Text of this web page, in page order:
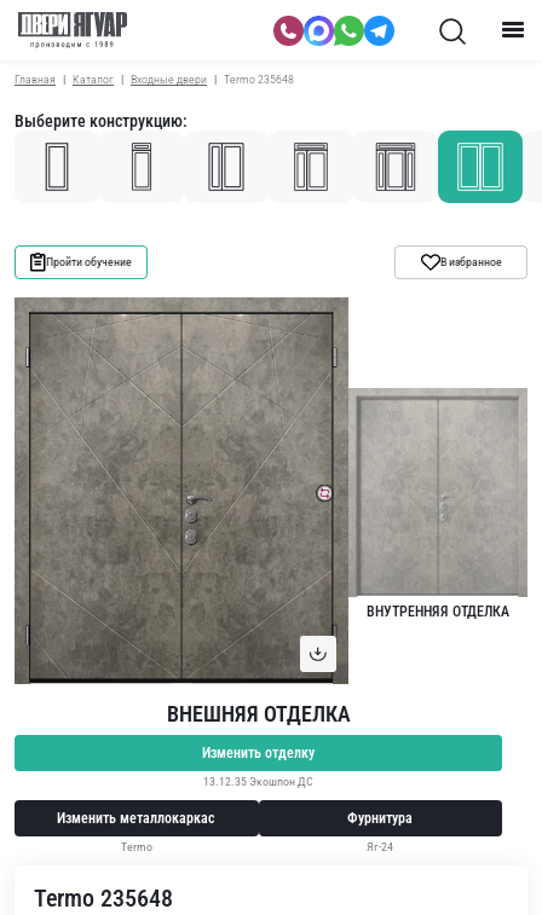
Главная Каталог Входные двери Termo 235648
Выберите конструкцию:
Пройти обучение В избранное
ВНУТРЕННЯЯ ОТДЕЛКА
ВНЕШНЯЯ ОТДЕЛКА
Изменить отделку
13.12.35 Экошпон ДС
Изменить металлокаркас
Termo
Фурнитура
Яг-24
Termo 235648